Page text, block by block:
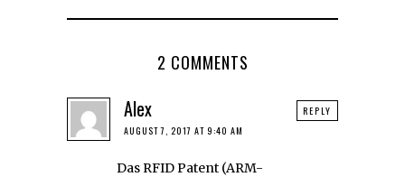
2 COMMENTS
Alex
AUGUST 7, 2017 AT 9:40 AM
Das RFID Patent (ARM-
REPLY